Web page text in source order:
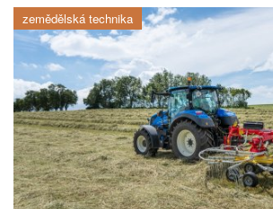
zemědělská technika